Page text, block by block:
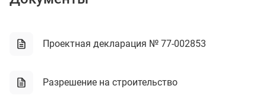
Проектная декларация № 77-002853
Разрешение на строительство